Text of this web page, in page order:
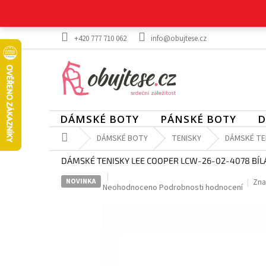
obsah
+420 777 710 062 info@obujtese.cz
DÁMSKÉ BOTY PÁNSKÉ BOTY
Domů DÁMSKÉ BOTY TENISKY DÁMSKÉ
DÁMSKÉ TENISKY LEE COOPER LCW-26-02-4078
NOVINKA
Průměrné
Neohodnoceno Podrobnosti hodnocení